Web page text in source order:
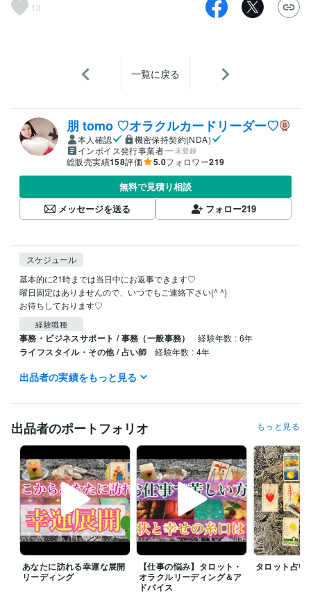
13
一覧に戻る
朋 tomo ♡オラクルカードリーダー♡
本人確認
機密保持契約(NDA)
インボイス発行事業者
未登録
総販売実績158評価 5.0フォロワー219
無料で見積り相談
メッセージを送る
フォロー219
スケジュール
基本的に21時までは当日中にお返事できます♡
曜日固定はありませんので、いつでもご連絡下さい(^ ^)
お待ちしております♡
経験職種
事務・ビジネスサポート / 事務（一般事務） 経験年数 : 6年
ライフスタイル・その他 / 占い師 経験年数 : 4年
職歴
電話対応　銀行全支店で第２位
ダイエット検定1級 取得年 : 2019年
得意分野
占い オラクルカードリーディング＆お悩み相談
オラクルカード 占い カードリーディング 自己肯定感
お悩み相談
カウンセリング
心理学 愚痴聞き 波動 アファメーション
住まい・美容・生活相談 健康美容ダイエット相談
ダイエット 美容 健康 食事指導 栄養指導 腸内環境
肌荒れ
メンタルヘルス
むくみ改善 アンチエイジング
出品者の実績をもっと見る
出品者のポートフォリオ もっと見る
あなたに訪れる幸運な展開
リーディング
【仕事の悩み】タロット・
オラクルリーディング＆ア
ドバイス
タロット占い